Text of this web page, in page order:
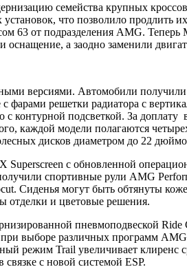
семейства крупных
что позволило продлить
от подразделения AMG. Теперь
а заодно заменили
версиями. Автомобили
фарами решетки радиатора с
контурной подсветкой. За
каждой модели полагаются
дисков диаметром до 22
Superscreen с обновленной
спортивные рули AMG
Сиденья могут быть обтянуты
отделки и цветовые решения.
пневмоподвеской
выборе различных программ
режим Trail увеличивает
с новой системой ESP.